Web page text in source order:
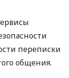
переписки
общения.